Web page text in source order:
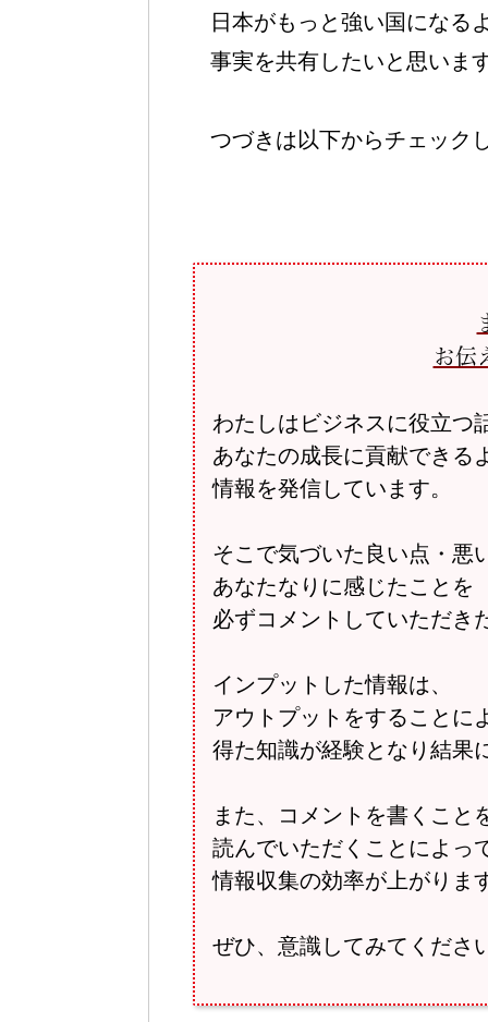
日本がもっと強い国になる
事実を共有したいと思いま
つづきは以下からチェック
お伝
わたしはビジネスに役立つ
あなたの成長に貢献できる
情報を発信しています。
そこで気づいた良い点・悪
あなたなりに感じたことを
必ずコメントしていただき
インプットした情報は、
アウトプットをすることに
得た知識が経験となり結果
また、コメントを書くこと
読んでいただくことによっ
情報収集の効率が上がりま
ぜひ、意識してみてくださ